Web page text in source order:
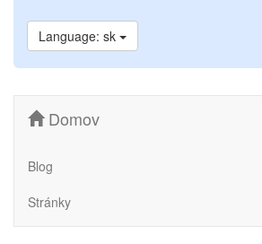
Language: sk
Domov
Blog
Stránky